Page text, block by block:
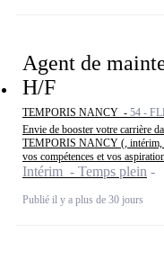
Agent de
H/F
TEMPORIS NANCY - 54 -
Envie de booster votre carrière
TEMPORIS NANCY (, intérim,
vos compétences et vos
Intérim - Temps plein
Publié il y a plus de 30 jours